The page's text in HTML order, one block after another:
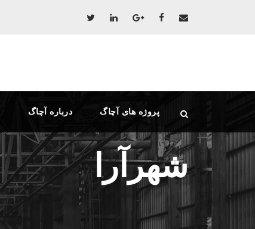
درباره آچاگ پروژه های آچاگ
شهرآرا